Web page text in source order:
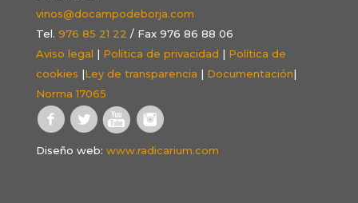
vinos@docampodeborja.com
Tel. 976 85 21 22 / Fax 976 86 88 06
Aviso legal | Política de privacidad | Política de
cookies |Ley de transparencia | Documentación|
Norma 17065
Diseño web: www.radicarium.com